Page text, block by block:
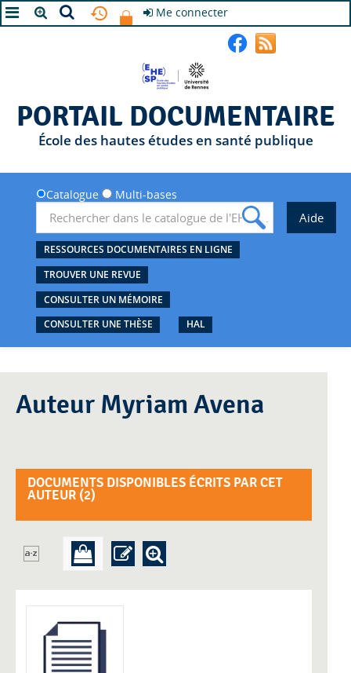
Me connecter
PORTAIL DOCUMENTAIRE
École des hautes études en santé publique
Catalogue Multi-bases
RESSOURCES DOCUMENTAIRES EN LIGNE
TROUVER UNE REVUE
CONSULTER UN MÉMOIRE
CONSULTER UNE THÈSE
HAL
Auteur Myriam Avena
DOCUMENTS DISPONIBLES ÉCRITS PAR CET
AUTEUR (2)